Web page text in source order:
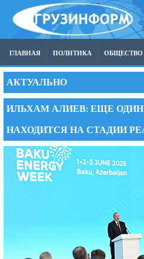
ГЛАВНАЯ ПОЛИТИКА ОБЩЕСТВО
АКТУАЛЬНО
ИЛЬХАМ АЛИЕВ: ЕЩЕ
НАХОДИТСЯ НА СТАДИИ